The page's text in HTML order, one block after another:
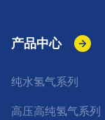
产品中心
纯水氢气系列
高压高纯氢气系列